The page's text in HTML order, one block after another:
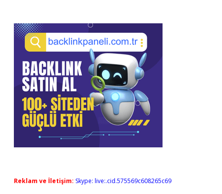
Reklam ve İletişim: Skype: live:.cid.575569c608265c69